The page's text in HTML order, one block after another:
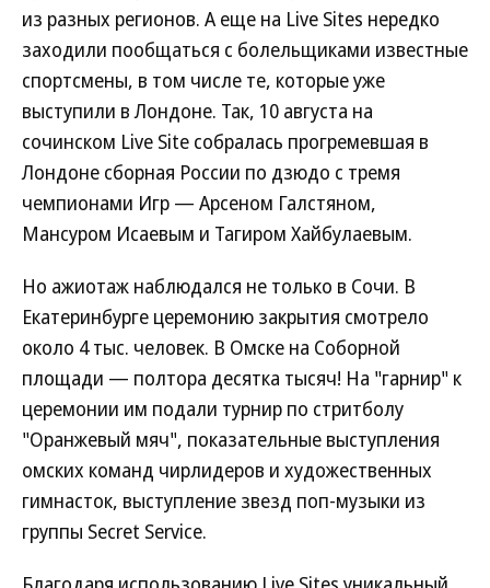
из разных регионов. А еще на Live Sites нередко
заходили пообщаться с болельщиками известные
спортсмены, в том числе те, которые уже
выступили в Лондоне. Так, 10 августа на
сочинском Live Site собралась прогремевшая в
Лондоне сборная России по дзюдо с тремя
чемпионами Игр — Арсеном Галстяном,
Мансуром Исаевым и Тагиром Хайбулаевым.
Но ажиотаж наблюдался не только в Сочи. В
Екатеринбурге церемонию закрытия смотрело
около 4 тыс. человек. В Омске на Соборной
площади — полтора десятка тысяч! На "гарнир" к
церемонии им подали турнир по стритболу
"Оранжевый мяч", показательные выступления
омских команд чирлидеров и художественных
гимнасток, выступление звезд поп-музыки из
группы Secret Service.